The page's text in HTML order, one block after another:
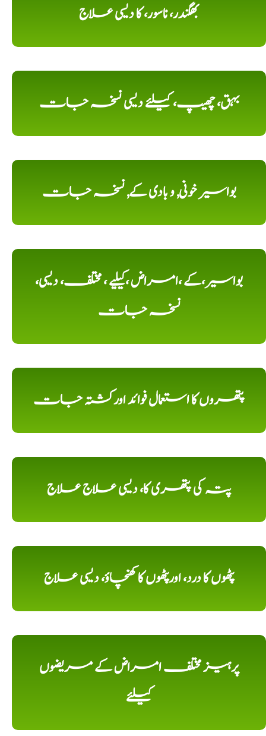
بھگندر، ناسور، کا دیسی علاج
بہق، چھیپ، کیلئے دیسی نسخہ جات
بواسیر خونی, و بادی کے, نسخہ جات
بواسیر،کے ،امراض ،کیلیے ، مختلف، دیسی،
نسخہ جات
پتھروں کا استعمال فوائد اورکشتہ جات
پتہ کی پتھری کا، دیسی علاج علاج
پٹھوں کا درد، اورپٹھوں کا کھنچاؤ، دیسی علاج
پرہیز مختلف امراض کے مریضوں
کیلئے